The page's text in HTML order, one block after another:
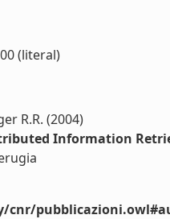
(literal)
R.R. (2004)
Information
cnr/